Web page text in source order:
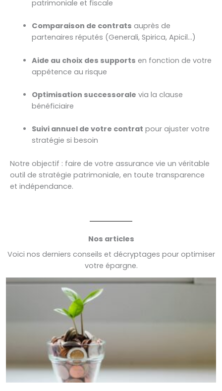
patrimoniale et fiscale
Comparaison de contrats auprès de
partenaires réputés (Generali, Spirica, Apicil…)
Aide au choix des supports en fonction de votre
appétence au risque
Optimisation successorale via la clause
bénéficiaire
Suivi annuel de votre contrat pour ajuster votre
stratégie si besoin
Notre objectif : faire de votre assurance vie un véritable
outil de stratégie patrimoniale, en toute transparence
et indépendance.
Nos articles
Voici nos derniers conseils et décryptages pour optimiser
votre épargne.